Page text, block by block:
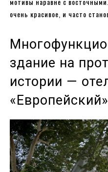
очень красивое, и часто
здание на
истории —
«Европейский»